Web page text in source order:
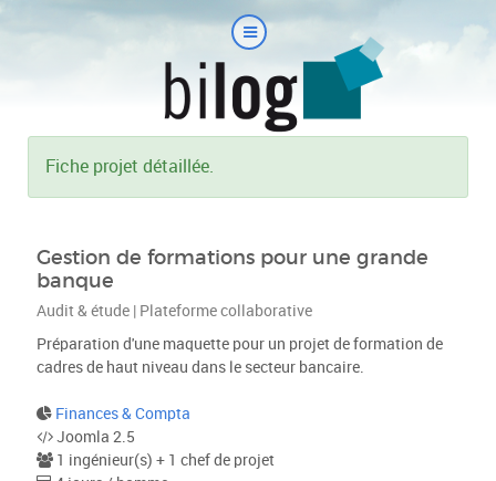
Fiche projet détaillée.
Gestion de formations pour une grande
banque
Audit & étude | Plateforme collaborative
Préparation d'une maquette pour un projet de formation de
cadres de haut niveau dans le secteur bancaire.
Finances & Compta
Joomla 2.5
1 ingénieur(s) + 1 chef de projet